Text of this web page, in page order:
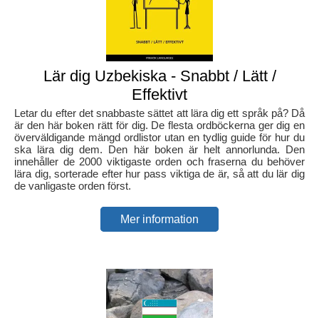
Lär dig Uzbekiska - Snabbt / Lätt /
Effektivt
Letar du efter det snabbaste sättet att lära dig ett språk på? Då
är den här boken rätt för dig. De flesta ordböckerna ger dig en
överväldigande mängd ordlistor utan en tydlig guide för hur du
ska lära dig dem. Den här boken är helt annorlunda. Den
innehåller de 2000 viktigaste orden och fraserna du behöver
lära dig, sorterade efter hur pass viktiga de är, så att du lär dig
de vanligaste orden först.
Mer information